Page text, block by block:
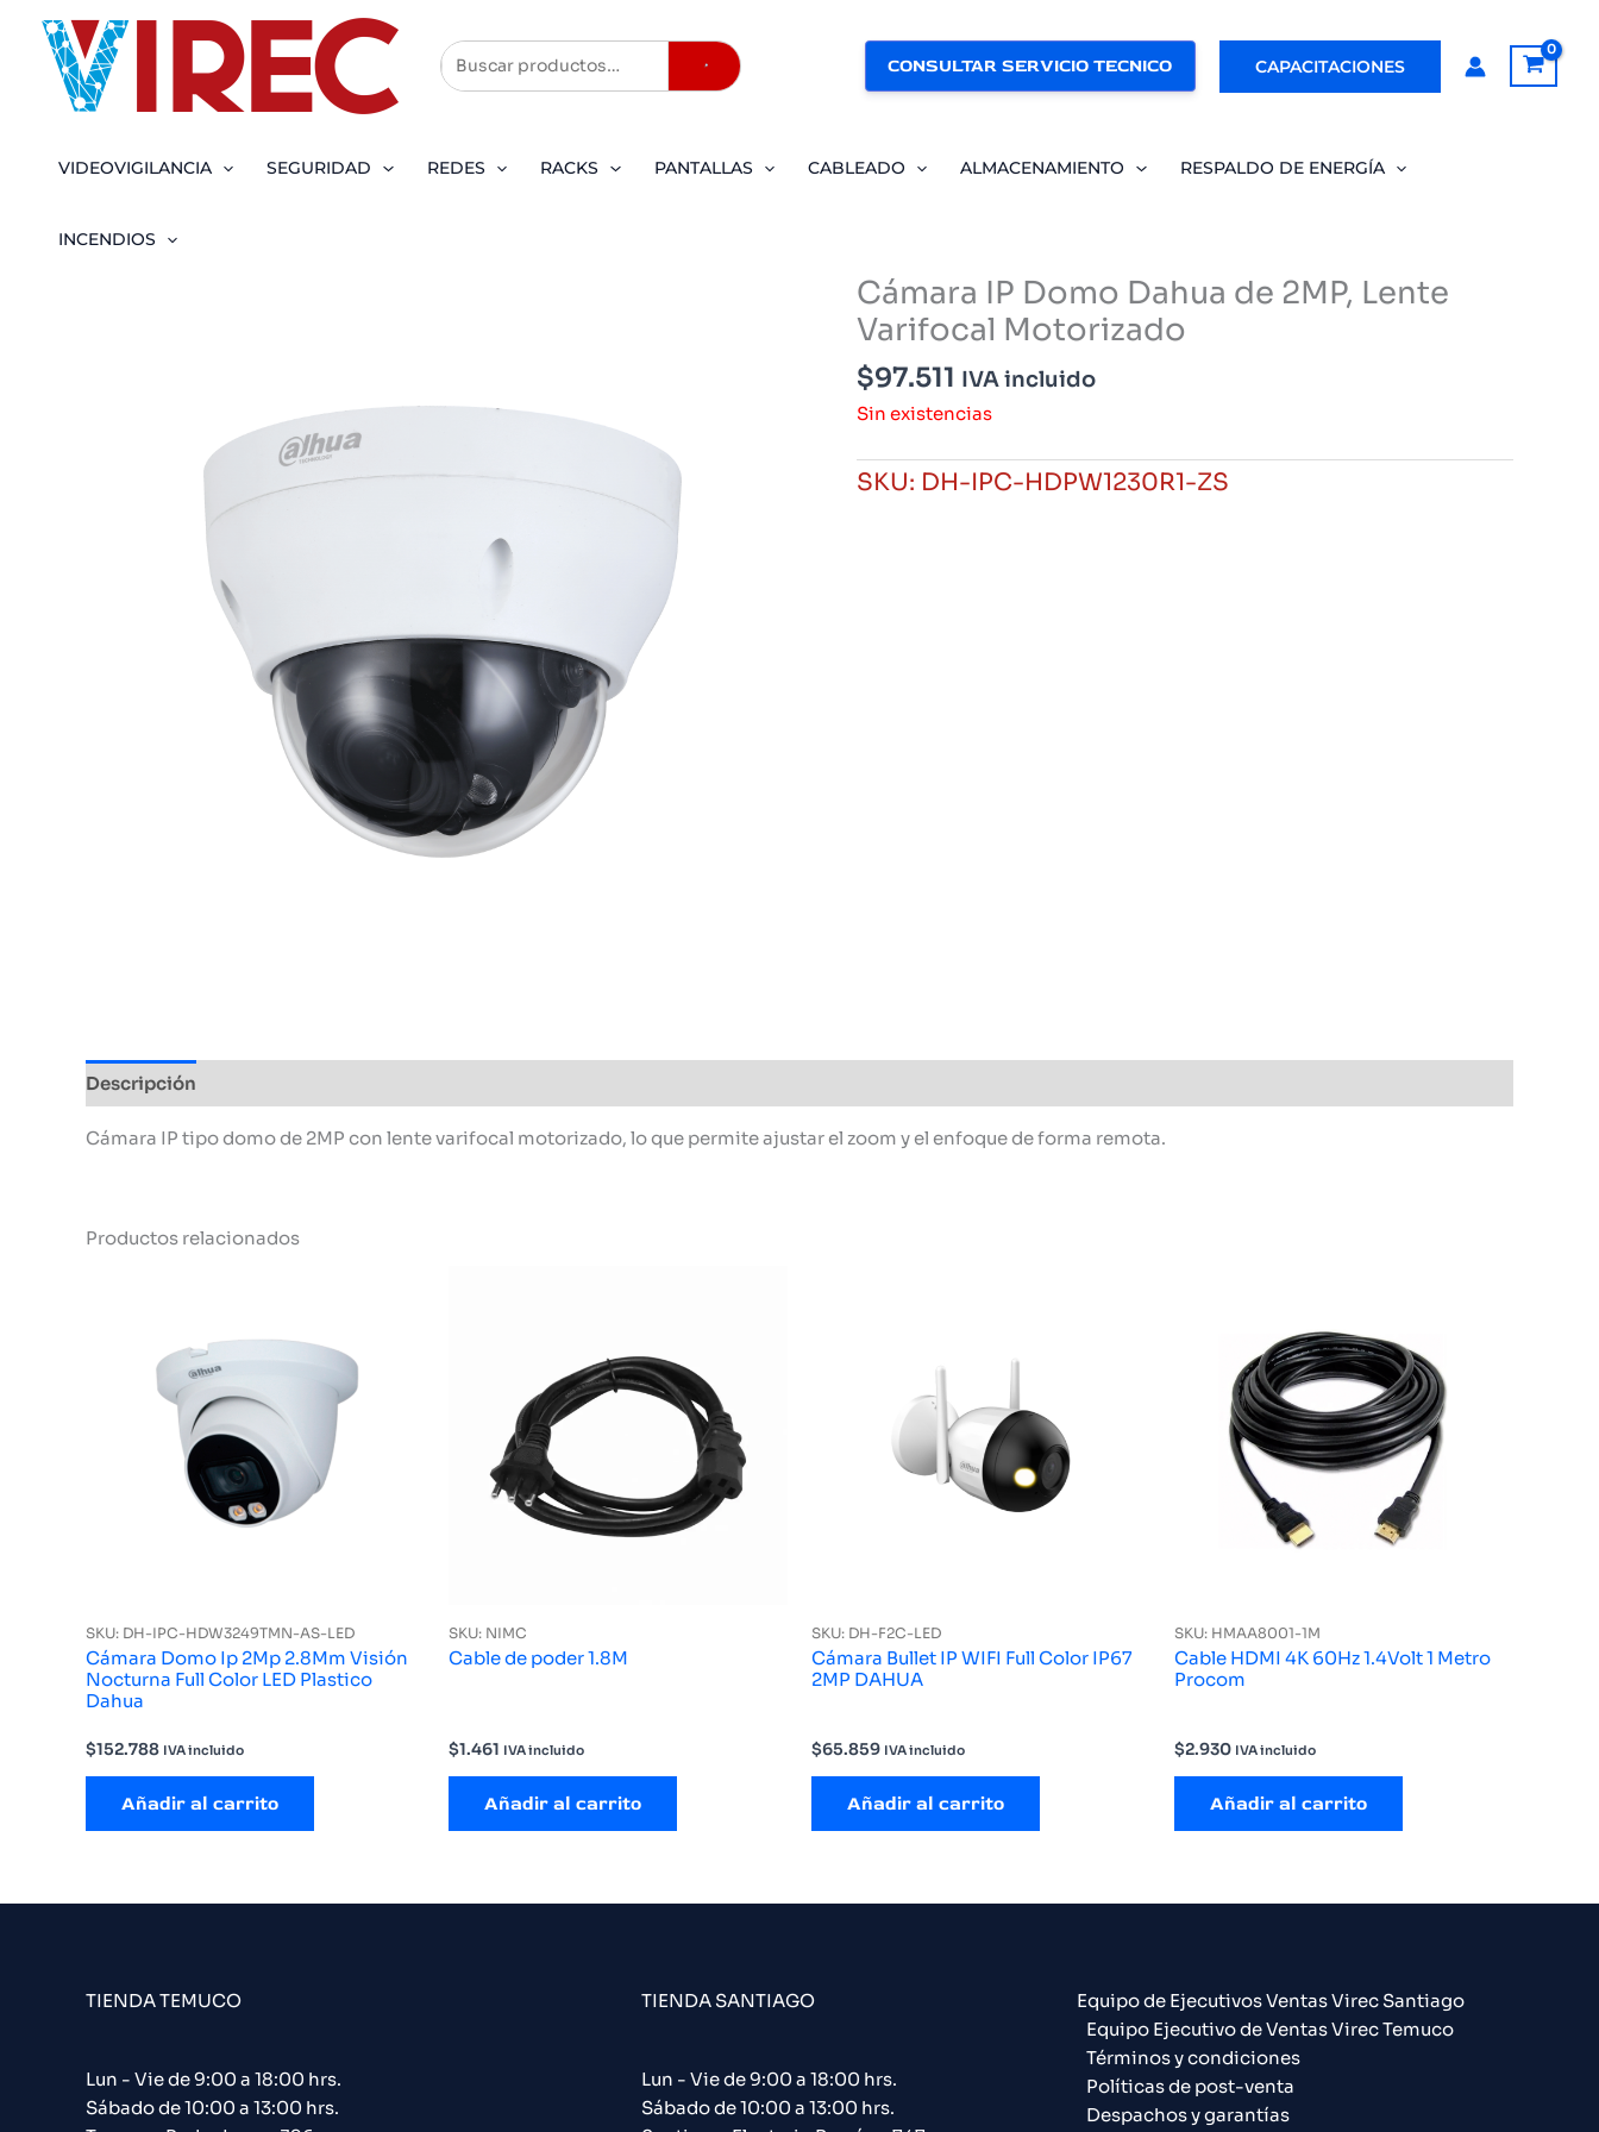
contenido
Buscar CONSULTAR SERVICIO TECNICO CAPACITACIONES
VIDEOVIGILANCIA SEGURIDAD REDES RACKS PANTALLAS CABLEADO ALMACENAMIENTO RESPALDO DE ENERGÍA
INCENDIOS
Cámara IP Domo Dahua de 2MP, Lente
Varifocal Motorizado
$97.511 IVA incluido
Sin existencias
SKU: DH-IPC-HDPW1230R1-ZS
Descripción
Cámara IP tipo domo de 2MP con lente varifocal motorizado, lo que permite ajustar el zoom y el enfoque de forma remota.
Productos relacionados
SKU: DH-IPC-HDW3249TMN-AS-LED
Cámara Domo Ip 2Mp 2.8Mm Visión
Nocturna Full Color LED Plastico
Dahua
$152.788 IVA incluido
Añadir al carrito
SKU: NIMC
Cable de poder 1.8M
$1.461 IVA incluido
Añadir al carrito
SKU: DH-F2C-LED
Cámara Bullet IP WIFI Full Color IP67
2MP DAHUA
$65.859 IVA incluido
Añadir al carrito
SKU: HMAA8001-1M
Cable HDMI 4K 60Hz 1.4Volt 1 Metro
Procom
$2.930 IVA incluido
Añadir al carrito
TIENDA TEMUCO
Lun - Vie de 9:00 a 18:00 hrs.
Sábado de 10:00 a 13:00 hrs.
TIENDA SANTIAGO
Lun - Vie de 9:00 a 18:00 hrs.
Sábado de 10:00 a 13:00 hrs.
Equipo de Ejecutivos Ventas Virec Santiago
Equipo Ejecutivo de Ventas Virec Temuco
Términos y condiciones
Políticas de post-venta
Despachos y garantías